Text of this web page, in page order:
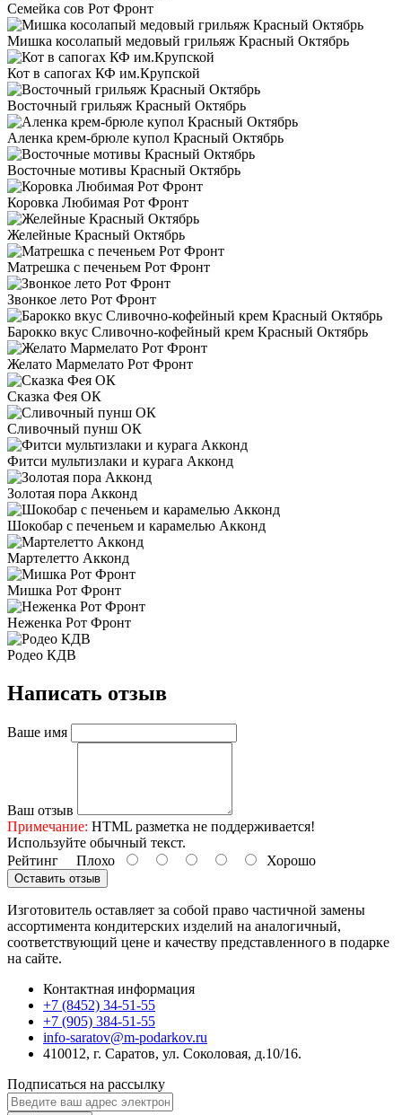
Семейка сов Рот Фронт
Мишка косолапый медовый грильяж Красный Октябрь
Кот в сапогах КФ им.Крупской
Восточный грильяж Красный Октябрь
Аленка крем-брюле купол Красный Октябрь
Восточные мотивы Красный Октябрь
Коровка Любимая Рот Фронт
Желейные Красный Октябрь
Матрешка с печеньем Рот Фронт
Звонкое лето Рот Фронт
Барокко вкус Сливочно-кофейный крем Красный Октябрь
Желато Мармелато Рот Фронт
Сказка Фея ОК
Сливочный пунш ОК
Фитси мультизлаки и курага Акконд
Золотая пора Акконд
Шокобар с печеньем и карамелью Акконд
Мартелетто Акконд
Мишка Рот Фронт
Неженка Рот Фронт
Родео КДВ
Написать отзыв
Ваше имя
Ваш отзыв
Примечание: HTML разметка не поддерживается!
Используйте обычный текст.
Рейтинг Плохо Хорошо
Оставить отзыв
Изготовитель оставляет за собой право частичной замены
ассортимента кондитерских изделий на аналогичный,
соответствующий цене и качеству представленного в подарке
на сайте.
Контактная информация
+7 (8452) 34-51-55
+7 (905) 384-51-55
info-saratov@m-podarkov.ru
410012, г. Саратов, ул. Соколовая, д.10/16.
Подписаться на рассылку